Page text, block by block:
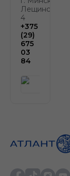
Лещинского,
4
+375
(29)
675
03
84